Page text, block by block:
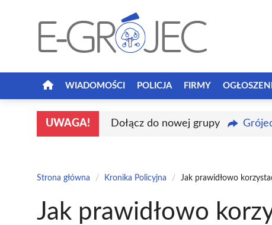
WIADOMOŚCI POLICJA FIRMY
UWAGA! Dołącz do nowej grupy
Strona główna / Kronika Policyjna / Jak prawidłowo
Jak prawidłowo